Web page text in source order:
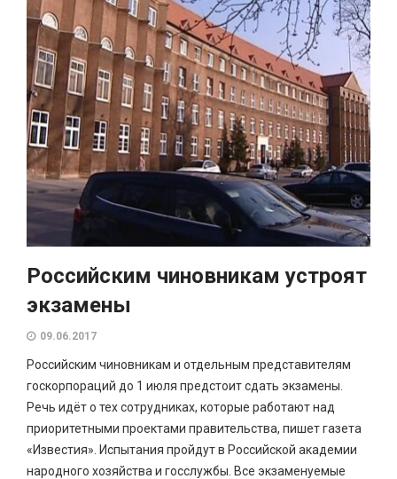
Российским чиновникам устроят
экзамены
09.06.2017
Российским чиновникам и отдельным представителям
госкорпораций до 1 июля предстоит сдать экзамены.
Речь идёт о тех сотрудниках, которые работают над
приоритетными проектами правительства, пишет газета
«Известия». Испытания пройдут в Российской академии
народного хозяйства и госслужбы. Все экзаменуемые